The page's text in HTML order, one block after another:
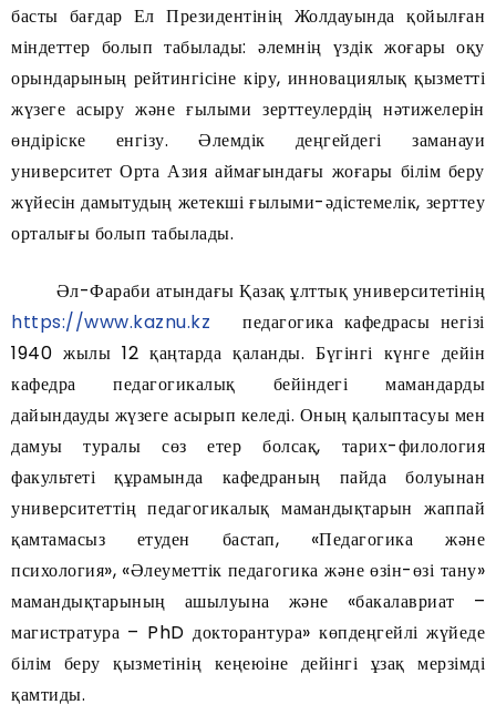
басты бағдар Ел Президентінің Жолдауында қойылған
міндеттер болып табылады: әлемнің үздік жоғары оқу
орындарының рейтингісіне кіру, инновациялық қызметті
жүзеге асыру және ғылыми зерттеулердің нәтижелерін
өндіріске енгізу. Әлемдік деңгейдегі заманауи
университет Орта Азия аймағындағы жоғары білім беру
жүйесін дамытудың жетекші ғылыми-әдістемелік, зерттеу
орталығы болып табылады.
Әл-Фараби атындағы Қазақ ұлттық университетінің
https://www.kaznu.kz педагогика кафедрасы негізі
1940 жылы 12 қаңтарда қаланды. Бүгінгі күнге дейін
кафедра педагогикалық бейіндегі мамандарды
дайындауды жүзеге асырып келеді. Оның қалыптасуы мен
дамуы туралы сөз етер болсақ, тарих-филология
факультеті құрамында кафедраның пайда болуынан
университеттің педагогикалық мамандықтарын жаппай
қамтамасыз етуден бастап, «Педагогика және
психология», «Әлеуметтік педагогика және өзін-өзі тану»
мамандықтарының ашылуына және «бакалавриат –
магистратура – PhD докторантура» көпдеңгейлі жүйеде
білім беру қызметінің кеңеюіне дейінгі ұзақ мерзімді
қамтиды.